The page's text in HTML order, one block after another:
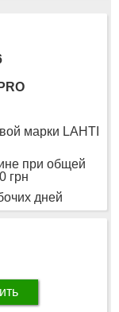
марки LAHTI
при общей
грн
дней